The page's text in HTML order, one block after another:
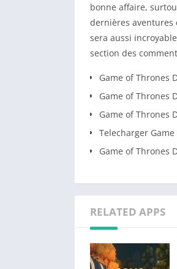
bonne affaire,
dernières aventures
sera aussi
section des
Game of Thrones
Game of Thrones
Game of Thrones
Telecharger
Game of Thrones
RELATED APPS